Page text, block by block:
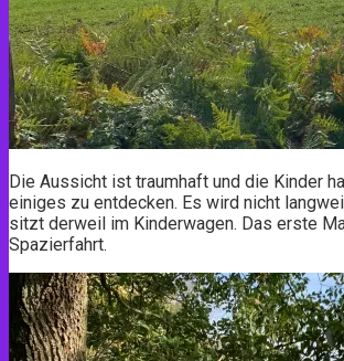
Die Aussicht ist traumhaft und die Kinder
einiges zu entdecken. Es wird nicht
sitzt derweil im Kinderwagen. Das erste
Spazierfahrt.